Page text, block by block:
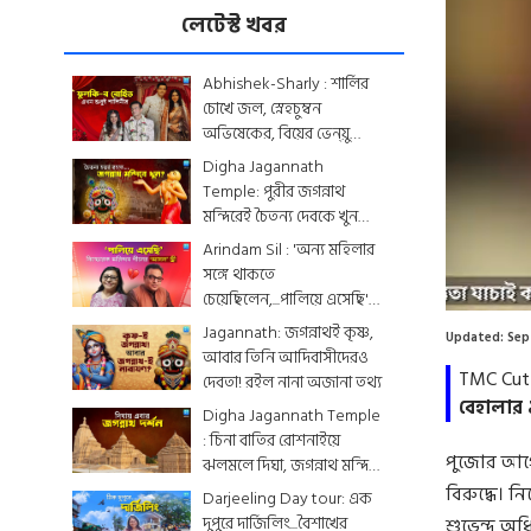
লেটেস্ট খবর
Abhishek-Sharly : শার্লির
চোখে জল, স্নেহচুম্বন
অভিষেকের, বিয়ের ভেন্য়ু
থেকে মেনু...দেখে নিন
একঝলকে
Digha Jagannath
Temple: পুরীর জগন্নাথ
মন্দিরেই চৈতন্য দেবকে খুন
করা হয়েছিল? জেনে নিন
রোমহর্ষক কাহিনী
Arindam Sil : 'অন্য মহিলার
সঙ্গে থাকতে
চেয়েছিলেন,...পালিয়ে এসেছি',
বিস্ফোরক অরিন্দমের স্ত্রী
Jagannath: জগন্নাথই কৃষ্ণ,
আবার তিনি আদিবাসীদেরও
দেবতা! রইল নানা অজানা তথ্য
Digha Jagannath Temple
: চিনা বাতির রোশনাইয়ে
ঝলমলে দিঘা, জগন্নাথ মন্দিরে
শেষ মুহূর্তের সাজসজ্জা তুঙ্গে
Darjeeling Day tour: এক
দুপুরে দার্জিলিং...বৈশাখের
TMC
Updated:
পুজোর
বিরুদ্ধে।